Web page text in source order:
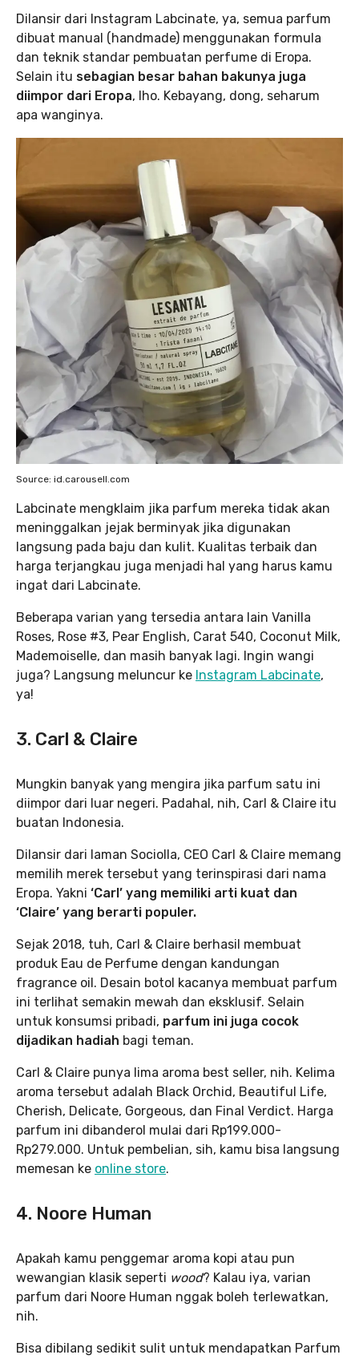
Dilansir dari Instagram Labcinate, ya, semua parfum
dibuat manual (handmade) menggunakan formula
dan teknik standar pembuatan perfume di Eropa.
Selain itu sebagian besar bahan bakunya juga
diimpor dari Eropa, lho. Kebayang, dong, seharum
apa wanginya.
Source: id.carousell.com
Labcinate mengklaim jika parfum mereka tidak akan
meninggalkan jejak berminyak jika digunakan
langsung pada baju dan kulit. Kualitas terbaik dan
harga terjangkau juga menjadi hal yang harus kamu
ingat dari Labcinate.
Beberapa varian yang tersedia antara lain Vanilla
Roses, Rose #3, Pear English, Carat 540, Coconut Milk,
Mademoiselle, dan masih banyak lagi. Ingin wangi
juga? Langsung meluncur ke Instagram Labcinate,
ya!
3. Carl & Claire
Mungkin banyak yang mengira jika parfum satu ini
diimpor dari luar negeri. Padahal, nih, Carl & Claire itu
buatan Indonesia.
Dilansir dari laman Sociolla, CEO Carl & Claire memang
memilih merek tersebut yang terinspirasi dari nama
Eropa. Yakni ‘Carl’ yang memiliki arti kuat dan
‘Claire’ yang berarti populer.
Sejak 2018, tuh, Carl & Claire berhasil membuat
produk Eau de Perfume dengan kandungan
fragrance oil. Desain botol kacanya membuat parfum
ini terlihat semakin mewah dan eksklusif. Selain
untuk konsumsi pribadi, parfum ini juga cocok
dijadikan hadiah bagi teman.
Carl & Claire punya lima aroma best seller, nih. Kelima
aroma tersebut adalah Black Orchid, Beautiful Life,
Cherish, Delicate, Gorgeous, dan Final Verdict. Harga
parfum ini dibanderol mulai dari Rp199.000-
Rp279.000. Untuk pembelian, sih, kamu bisa langsung
memesan ke online store.
4. Noore Human
Apakah kamu penggemar aroma kopi atau pun
wewangian klasik seperti wood? Kalau iya, varian
parfum dari Noore Human nggak boleh terlewatkan,
nih.
Bisa dibilang sedikit sulit untuk mendapatkan Parfum